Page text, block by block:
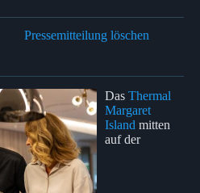
Pressemitteilung löschen
Das Thermal
Margaret
Island mitten
auf der